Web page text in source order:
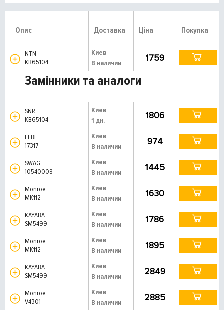
Опис Доставка Ціна Покупка
NTN
KB65104
Киев
В наличии
1759
Замінники та аналоги
SNR
KB65104
Киев
1 дн.
1806
FEBI
17317
Киев
В наличии
974
SWAG
10540008
Киев
В наличии
1445
Monroe
MK112
Киев
В наличии
1630
KAYABA
SM5499
Киев
В наличии
1786
Monroe
MK112
Киев
В наличии
1895
KAYABA
SM5499
Киев
В наличии
2849
Monroe
V4301
Киев
В наличии
2885